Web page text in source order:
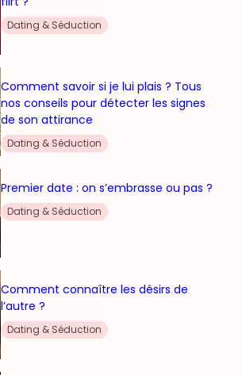
Dating & Séduction
Comment savoir si je lui plais ? Tous
nos conseils pour détecter les signes
de son attirance
Dating & Séduction
Premier date : on s’embrasse ou pas ?
Dating & Séduction
Comment connaître les désirs de
l’autre ?
Dating & Séduction